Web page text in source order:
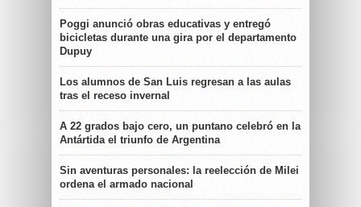
Poggi anunció obras educativas y entregó
bicicletas durante una gira por el departamento
Dupuy
Los alumnos de San Luis regresan a las aulas
tras el receso invernal
A 22 grados bajo cero, un puntano celebró en la
Antártida el triunfo de Argentina
Sin aventuras personales: la reelección de Milei
ordena el armado nacional